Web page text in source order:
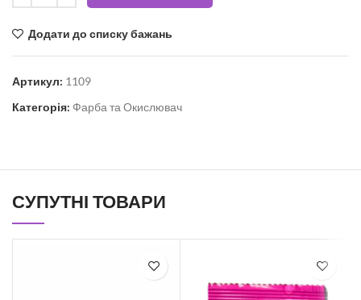
Додати до списку бажань
Артикул: 1109
Категорія: Фарба та Окислювач
СУПУТНІ ТОВАРИ